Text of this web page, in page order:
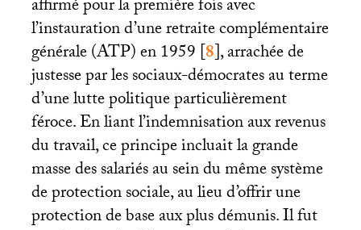
affirmé pour la première fois avec
l’instauration d’une retraite complémentaire
générale (ATP) en 1959[8], arrachée de
justesse par les sociaux-démocrates au terme
d’une lutte politique particulièrement
féroce. En liant l’indemnisation aux revenus
du travail, ce principe incluait la grande
masse des salariés au sein du même système
de protection sociale, au lieu d’offrir une
protection de base aux plus démunis. Il fut